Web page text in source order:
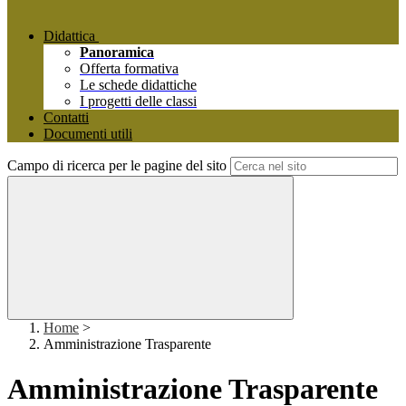
Didattica
Panoramica
Offerta formativa
Le schede didattiche
I progetti delle classi
Contatti
Documenti utili
Campo di ricerca per le pagine del sito
Home >
Amministrazione Trasparente
Amministrazione Trasparente